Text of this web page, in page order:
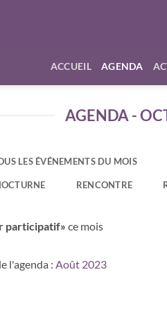
ACCUEIL AGENDA
AGENDA -
LES ÉVÉNEMENTS DU MOIS
RENCONTRE
participatif» ce mois
l'agenda : Août 2023